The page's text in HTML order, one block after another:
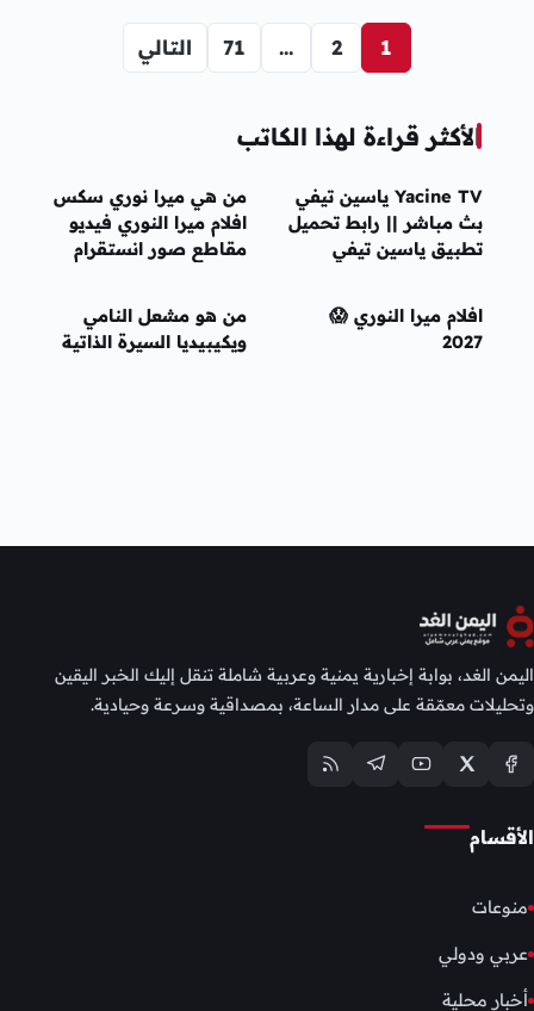
1
2
…
71 التالي
الأكثر قراءة لهذا الكاتب
Yacine TV ياسين تيفي
بث مباشر || رابط تحميل
تطبيق ياسين تيفي
من هي ميرا نوري سكس
افلام ميرا النوري فيديو
مقاطع صور انستقرام
افلام ميرا النوري 😱
2027
من هو مشعل النامي
ويكيبيديا السيرة الذاتية
اليمن الغد، بوابة إخبارية يمنية وعربية شاملة تنقل إليك الخبر اليقين
وتحليلات معمّقة على مدار الساعة، بمصداقية وسرعة وحيادية.
الأقسام
منوعات
عربي ودولي
أخبار محلية